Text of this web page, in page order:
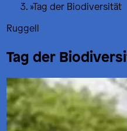
»Tag der Biodiversität
Ruggell
Tag der